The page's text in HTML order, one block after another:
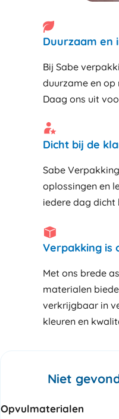
Duurzaam en
Bij Sabe
duurzame en
Daag ons uit
Dicht bij de
Sabe
oplossingen en
iedere dag dicht
Verpakking is
Met ons brede
materialen
verkrijgbaar in
kleuren en
Niet
Opvulmaterialen